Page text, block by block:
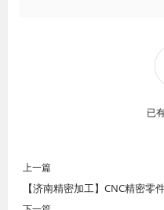
已
上一篇
【济南精密加工】CNC精密零